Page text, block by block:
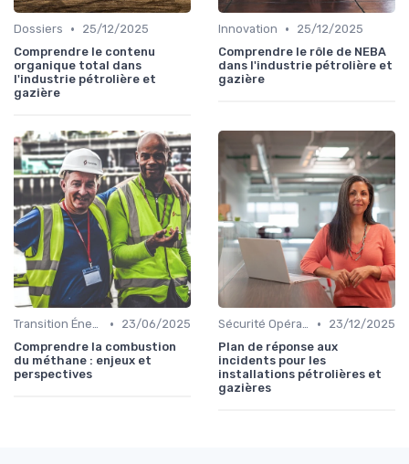
Dossiers •
25/12/2025
Comprendre le contenu
organique total dans
l'industrie pétrolière et
gazière
Innovation •
25/12/2025
Comprendre le rôle de NEBA
dans l'industrie pétrolière et
gazière
Transition Énergétique •
23/06/2025
Comprendre la combustion
du méthane : enjeux et
perspectives
Sécurité Opérationnelle •
23/12/2025
Plan de réponse aux
incidents pour les
installations pétrolières et
gazières